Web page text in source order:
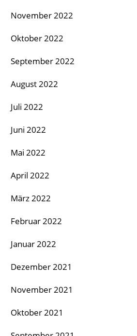
November 2022
Oktober 2022
September 2022
August 2022
Juli 2022
Juni 2022
Mai 2022
April 2022
März 2022
Februar 2022
Januar 2022
Dezember 2021
November 2021
Oktober 2021